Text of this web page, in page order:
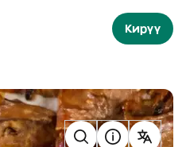
Кирүү